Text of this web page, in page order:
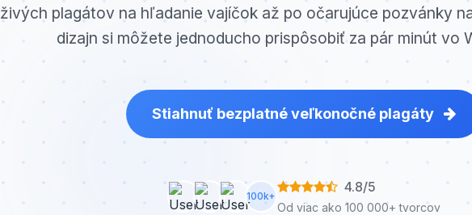
živých plagátov na hľadanie vajíčok až po očarujúce pozvánky
dizajn si môžete jednoducho prispôsobiť za pár minút vo
Stiahnuť bezplatné veľkonočné plagáty
100k+
4.8/5
Od viac ako 100 000+ tvorcov